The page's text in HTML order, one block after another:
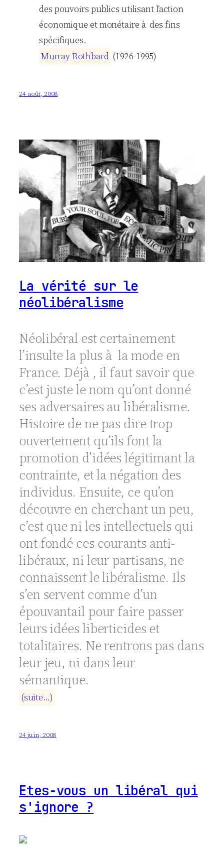
des pouvoirs publics utilisant l’action
économique et monétaire à des fins
spécifiques.
Murray Rothbard (1926-1995)
24 août, 2008
La vérité sur le
néolibéralisme
Néolibéral est certainement
l’insulte la plus à la mode en
France. Déjà , il faut savoir que
c’est juste le nom qu’ont donné
ses adversaires au libéralisme.
Histoire de ne pas dire trop
ouvertement qu’ils font la
promotion d’idées légitimant la
contrainte, et la négation des
individus. Ensuite, ce qu’on
découvre en cherchant un peu,
c’est que ni les intellectuels qui
ont fondé ces courants anti-
libéraux, ni leur partisans, ne
connaissent le libéralisme. Ils
s’en servent comme d’un
épouvantail pour faire passer
leurs idées liberticides et
totalitaires. Ne rentrons pas dans
leur jeu, ni dans leur
sémantique.
(suite…)
24 juin, 2008
Etes-vous un libéral qui
s'ignore ?